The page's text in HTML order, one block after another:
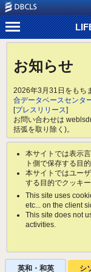
お知らせ
2026年3月31日をもち
合データベースセンタ
[プレスリリース]
お問い合わせは
括弧を取り除く)。
本サイトでは表示
ト側で保存する目
本サイトではユー
する目的でクッキ
This site uses
etc... on the client
This site does not
activities.
英和・和英 シ